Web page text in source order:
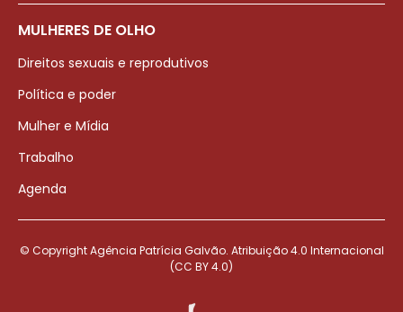
MULHERES DE OLHO
Direitos sexuais e reprodutivos
Política e poder
Mulher e Mídia
Trabalho
Agenda
© Copyright Agência Patrícia Galvão. Atribuição 4.0 Internacional
(CC BY 4.0)